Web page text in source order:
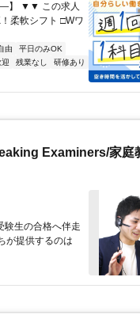
】 ▼▼ この求人
柔軟シフト □Wワ
由
平日のみOK
残業なし
研修あり
Examiners/家庭
生の合格へ伴走
が提供するのは